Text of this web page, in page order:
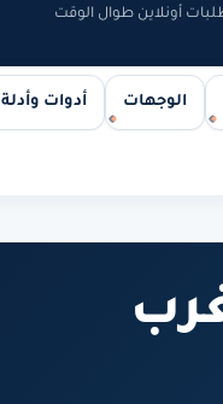
الوجهات أدوات وأدلة